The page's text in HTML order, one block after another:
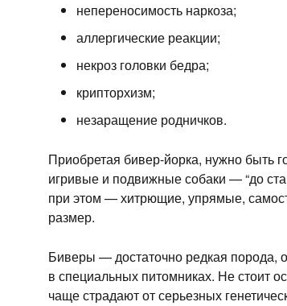
непереносимость наркоза;
аллергические реакции;
некроз головки бедра;
крипторхизм;
незаращение родничков.
Приобретая бивер-йорка, нужно быть
игривые и подвижные собаки — “до
при этом — хитрющие, упрямые,
размер.
Биверы — достаточно редкая порода,
в специальных питомниках. Не стоит
чаще страдают от серьезных